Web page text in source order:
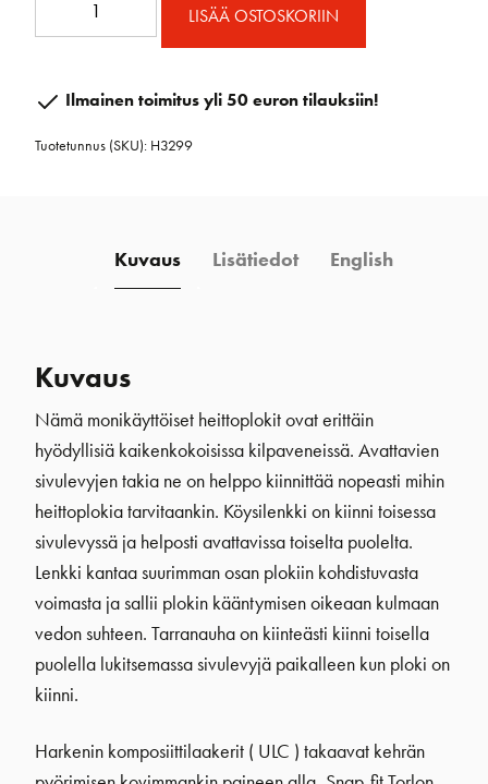
Load
2.3T
LISÄÄ OSTOSKORIIN
Ilmainen toimitus yli 50 euron tilauksiin!
Tuotetunnus (SKU): H3299
Kuvaus Lisätiedot English
Kuvaus
Nämä monikäyttöiset heittoplokit ovat erittäin
hyödyllisiä kaikenkokoisissa kilpaveneissä. Avattavien
sivulevyjen takia ne on helppo kiinnittää nopeasti mihin
heittoplokia tarvitaankin. Köysilenkki on kiinni toisessa
sivulevyssä ja helposti avattavissa toiselta puolelta.
Lenkki kantaa suurimman osan plokiin kohdistuvasta
voimasta ja sallii plokin kääntymisen oikeaan kulmaan
vedon suhteen. Tarranauha on kiinteästi kiinni toisella
puolella lukitsemassa sivulevyjä paikalleen kun ploki on
kiinni.
Harkenin komposiittilaakerit ( ULC ) takaavat kehrän